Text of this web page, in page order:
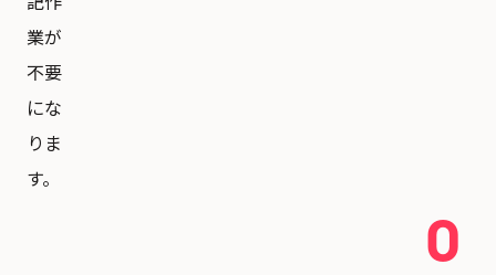
業が
不要
にな
りま
す。
0